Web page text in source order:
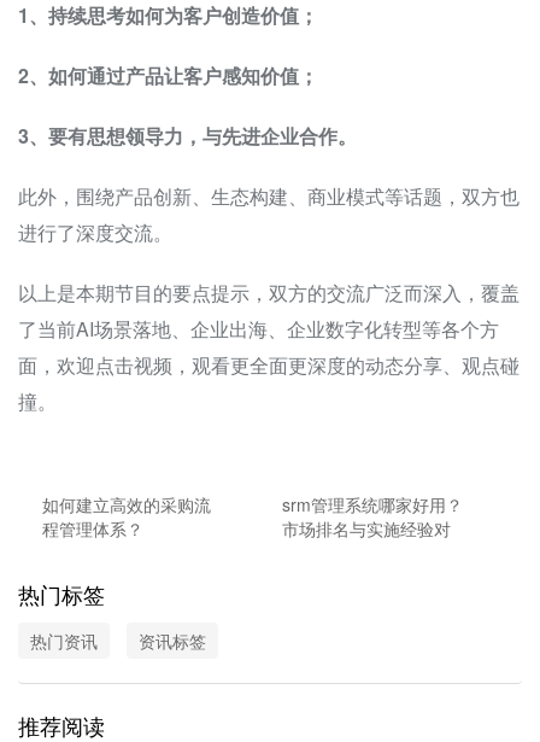
1、持续思考如何为客户创造价值；
2、如何通过产品让客户感知价值；
3、要有思想领导力，与先进企业合作。
此外，围绕产品创新、生态构建、商业模式等话题，双方也
进行了深度交流。
以上是本期节目的要点提示，双方的交流广泛而深入，覆盖
了当前AI场景落地、企业出海、企业数字化转型等各个方
面，欢迎点击视频，观看更全面更深度的动态分享、观点碰
撞。
如何建立高效的采购流
程管理体系？
srm管理系统哪家好用？
市场排名与实施经验对
热门标签
热门资讯 资讯标签
推荐阅读